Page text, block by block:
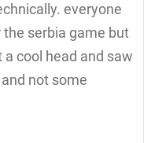
everyone
the serbia game but
cool head and saw
not some